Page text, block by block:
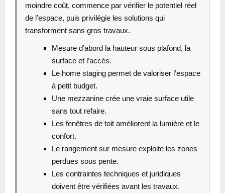
moindre coût, commence par vérifier le potentiel réel
de l’espace, puis privilégie les solutions qui
transforment sans gros travaux.
Mesure d’abord la hauteur sous plafond, la
surface et l’accès.
Le home staging permet de valoriser l’espace
à petit budget.
Une mezzanine crée une vraie surface utile
sans tout refaire.
Les fenêtres de toit améliorent la lumière et le
confort.
Le rangement sur mesure exploite les zones
perdues sous pente.
Les contraintes techniques et juridiques
doivent être vérifiées avant les travaux.